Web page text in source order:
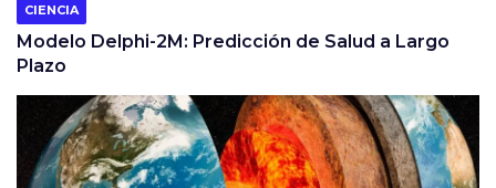
CIENCIA
Modelo Delphi-2M: Predicción de Salud a Largo
Plazo